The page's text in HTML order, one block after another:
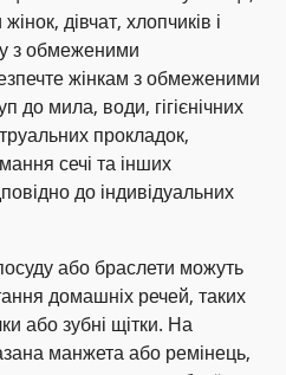
дівчат, хлопчиків і
з обмеженими
жінкам з обмеженими
до мила, води, гігієнічних
прокладок,
сечі та інших
до індивідуальних
або браслети можуть
домашніх речей, таких
або зубні щітки. На
манжета або ремінець,